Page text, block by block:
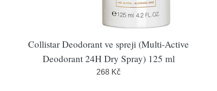
Collistar Deodorant ve spreji (Multi-Active
Deodorant 24H Dry Spray) 125 ml
268 Kč